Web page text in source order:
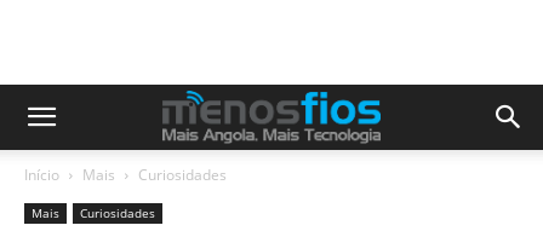
Início Mais Curiosidades
Mais Curiosidades